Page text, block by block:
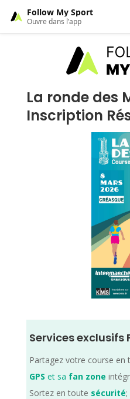
La ronde des
Inscription
Services exclusifs
Partagez votre course en
GPS et sa fan zone
Sortez en toute sécurité
Follow My Sport
Ouvre dans l’app